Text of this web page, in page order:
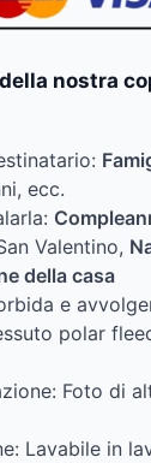
nostra
ecc.
Valentino,
della casa
e
polar
Foto di
Lavabile in